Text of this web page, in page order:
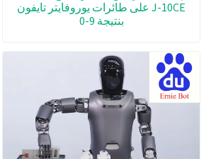
J-10CE على طائرات يوروفايتر تايفون
بنتيجة 9-0